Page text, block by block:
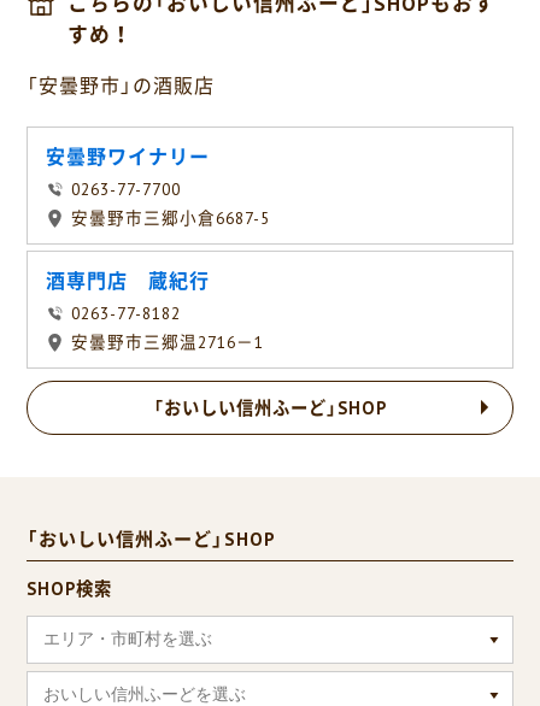
すめ！
「安曇野市」の酒販店
安曇野ワイナリー
0263-77-7700
安曇野市三郷小倉6687-5
酒専門店 蔵紀行
0263-77-8182
安曇野市三郷温2716－1
「おいしい信州ふーど」SHOP
「おいしい信州ふーど」SHOP
SHOP検索
エリア・市町村を選ぶ
おいしい信州ふーどを選ぶ